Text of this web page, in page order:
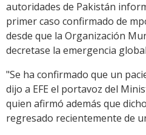
autoridades de Pakistán
primer caso confirmado de
desde que la Organización
decretase la emergencia
"Se ha confirmado que un
dijo a EFE el portavoz del
quien afirmó además que
regresado recientemente de